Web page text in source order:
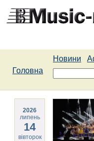
Новини
Головна
2026
липень
14
вівторок